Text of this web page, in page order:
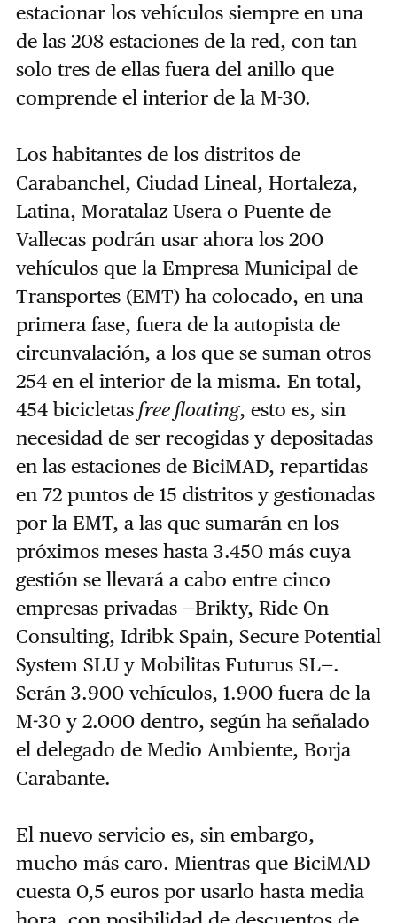
estacionar los vehículos siempre en una
de las 208 estaciones de la red, con tan
solo tres de ellas fuera del anillo que
comprende el interior de la M-30.
Los habitantes de los distritos de
Carabanchel, Ciudad Lineal, Hortaleza,
Latina, Moratalaz Usera o Puente de
Vallecas podrán usar ahora los 200
vehículos que la Empresa Municipal de
Transportes (EMT) ha colocado, en una
primera fase, fuera de la autopista de
circunvalación, a los que se suman otros
254 en el interior de la misma. En total,
454 bicicletasfree floating, esto es, sin
necesidad de ser recogidas y depositadas
en las estaciones de BiciMAD, repartidas
en 72 puntos de 15 distritos y gestionadas
por la EMT, a las que sumarán en los
próximos meses hasta 3.450 más cuya
gestión se llevará a cabo entre cinco
empresas privadas —Brikty, Ride On
Consulting, Idribk Spain, Secure Potential
System SLU y Mobilitas Futurus SL—.
Serán 3.900 vehículos, 1.900 fuera de la
M-30 y 2.000 dentro, según ha señalado
el delegado de Medio Ambiente, Borja
Carabante.
El nuevo servicio es, sin embargo,
mucho más caro. Mientras que BiciMAD
cuesta 0,5 euros por usarlo hasta media